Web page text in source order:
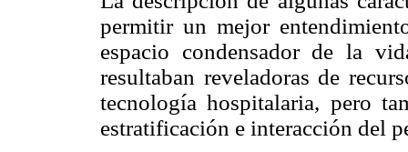
permitir un mejor
espacio condensador de la
resultaban reveladoras de
tecnología hospitalaria, pero
estratificación e interacción del